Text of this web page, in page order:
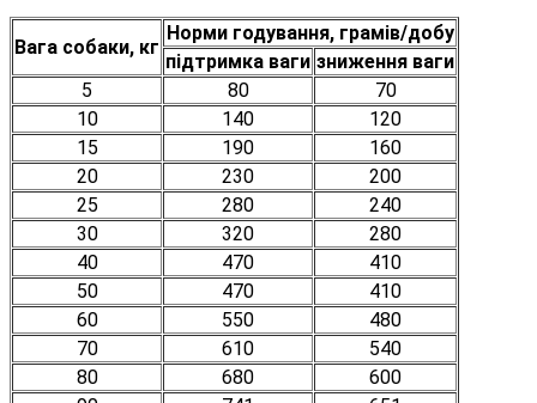
Вага собаки, кг
Норми годування, грамів/добу
підтримка ваги зниження ваги
5
80
70
10
140
120
15
190
160
20
230
200
25
280
240
30
320
280
40
470
410
50
470
410
60
550
480
70
610
540
80
680
600